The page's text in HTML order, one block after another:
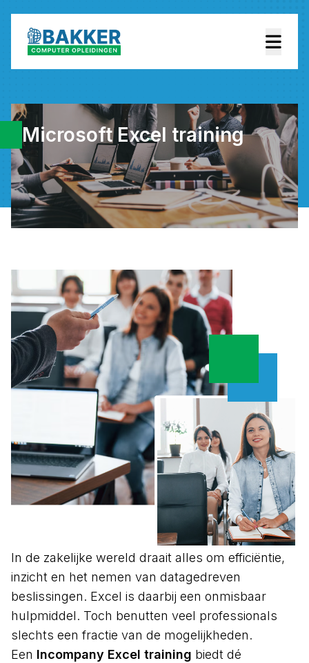
Microsoft Excel training
In de zakelijke wereld draait alles om efficiëntie,
inzicht en het nemen van datagedreven
beslissingen. Excel is daarbij een onmisbaar
hulpmiddel. Toch benutten veel professionals
slechts een fractie van de mogelijkheden.
Een Incompany Excel training biedt dé